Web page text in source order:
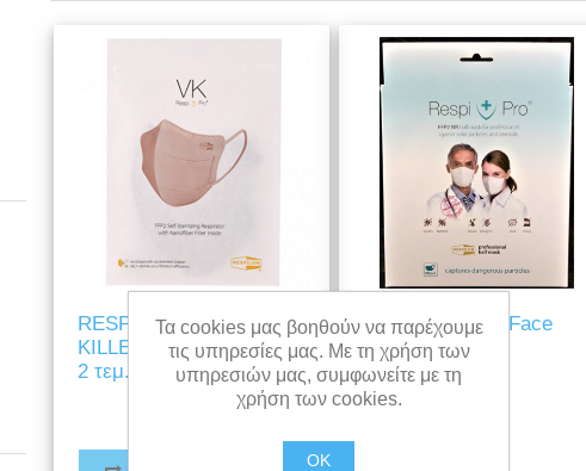
RESPIMASK VIRUS
KILLER Size L - Πακέτο
2 τεμ.
RespiPro White Face
Protection Mask
Τα cookies μας βοηθούν να παρέχουμε
τις υπηρεσίες μας. Με τη χρήση των
υπηρεσιών μας, συμφωνείτε με τη
χρήση των cookies.
OK